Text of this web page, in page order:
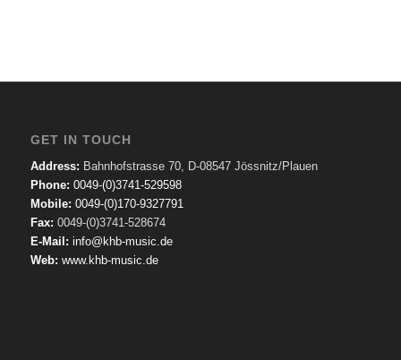
GET IN TOUCH
Address: Bahnhofstrasse 70, D-08547 Jössnitz/Plauen
Phone: 0049-(0)3741-529598
Mobile: 0049-(0)170-9327791
Fax: 0049-(0)3741-528674
E-Mail: info@khb-music.de
Web: www.khb-music.de